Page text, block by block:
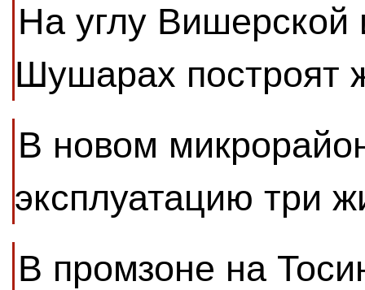
На углу Вишерской
Шушарах построят
В новом
эксплуатацию три
В промзоне на